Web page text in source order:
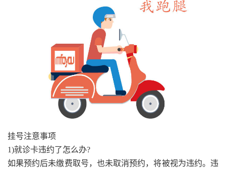
挂号注意事项
1)就诊卡违约了怎么办?
如果预约后未缴费取号，也未取消预约，将被视为违约。违